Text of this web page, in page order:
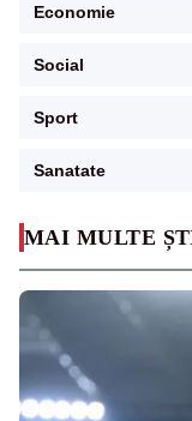
MAI MULTE
Economie
Social
Sport
Sanatate